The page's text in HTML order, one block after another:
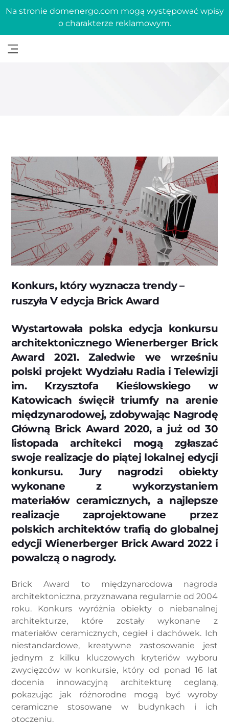
Na stronie domenergo.com mogą występować wpisy
o charakterze reklamowym.
Konkurs, który wyznacza trendy –
ruszyła V edycja Brick Award
Wystartowała polska edycja konkursu
architektonicznego Wienerberger Brick
Award 2021. Zaledwie we wrześniu
polski projekt Wydziału Radia i Telewizji
im. Krzysztofa Kieślowskiego w
Katowicach święcił triumfy na arenie
międzynarodowej, zdobywając Nagrodę
Główną Brick Award 2020, a już od 30
listopada architekci mogą zgłaszać
swoje realizacje do piątej lokalnej edycji
konkursu. Jury nagrodzi obiekty
wykonane z wykorzystaniem
materiałów ceramicznych, a najlepsze
realizacje zaprojektowane przez
polskich architektów trafią do globalnej
edycji Wienerberger Brick Award 2022 i
powalczą o nagrody.
Brick Award to międzynarodowa nagroda
architektoniczna, przyznawana regularnie od 2004
roku. Konkurs wyróżnia obiekty o niebanalnej
architekturze, które zostały wykonane z
materiałów ceramicznych, cegieł i dachówek. Ich
niestandardowe, kreatywne zastosowanie jest
jednym z kilku kluczowych kryteriów wyboru
zwycięzców w konkursie, który od ponad 16 lat
docenia innowacyjną architekturę ceglaną,
pokazując jak różnorodne mogą być wyroby
ceramiczne stosowane w budynkach i ich
otoczeniu.